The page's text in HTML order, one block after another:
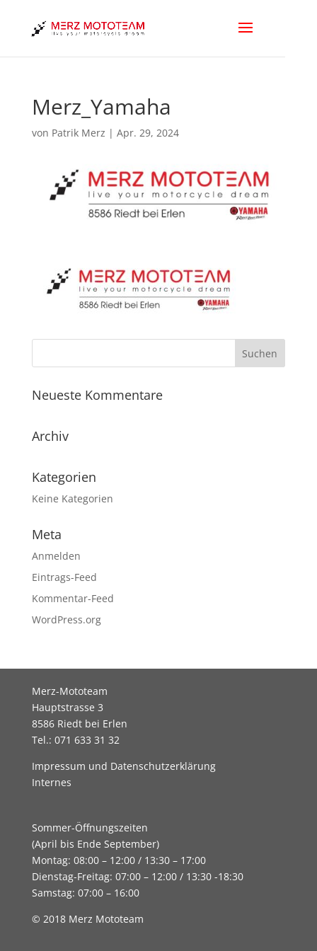
Merz_Yamaha
von Patrik Merz | Apr. 29, 2024
Neueste Kommentare
Archiv
Kategorien
Keine Kategorien
Meta
Anmelden
Eintrags-Feed
Kommentar-Feed
WordPress.org
Merz-Mototeam
Hauptstrasse 3
8586 Riedt bei Erlen
Tel.: 071 633 31 32
Impressum und Datenschutzerklärung
Internes
Sommer-Öffnungszeiten
(April bis Ende September)
Montag: 08:00 – 12:00 / 13:30 – 17:00
Dienstag-Freitag: 07:00 – 12:00 / 13:30 -18:30
Samstag: 07:00 – 16:00
© 2018 Merz Mototeam